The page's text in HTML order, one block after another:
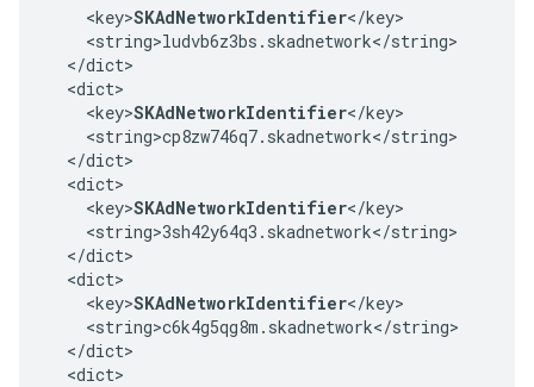
    <key>
SKAdNetworkIdentifier</key>
    <string>ludvb6z3bs.skadnetwork</string>
  </dict>
  <dict>
    <key>
SKAdNetworkIdentifier</key>
    <string>cp8zw746q7.skadnetwork</string>
  </dict>
  <dict>
    <key>
SKAdNetworkIdentifier</key>
    <string>3sh42y64q3.skadnetwork</string>
  </dict>
  <dict>
    <key>
SKAdNetworkIdentifier</key>
    <string>c6k4g5qg8m.skadnetwork</string>
  </dict>
  <dict>